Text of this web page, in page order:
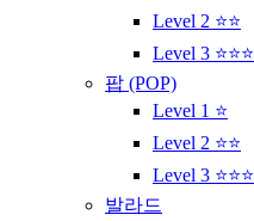
Level 2 ⭐⭐
Level 3 ⭐⭐⭐
팝 (POP)
Level 1 ⭐
Level 2 ⭐⭐
Level 3 ⭐⭐⭐
발라드